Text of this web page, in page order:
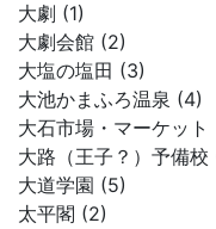
大劇 (1)
大劇会館 (2)
大塩の塩田 (3)
大池かまふろ温泉 (4)
大石市場・マーケッ
大路（王子？）予備校
大道学園 (5)
太平閣 (2)